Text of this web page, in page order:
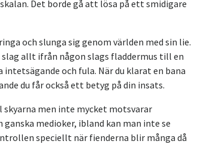
Det borde gå att lösa på ett smidigare
och slunga sig genom världen med sin lie.
allt ifrån någon slags fladdermus till en
och fula. När du klarat en bana
du får också ett betyg på din insats.
men inte mycket motsvarar
medioker, ibland kan man inte se
speciellt när fienderna blir många då